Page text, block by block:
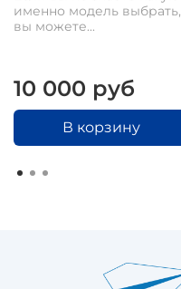
именно модель выбрать,
вы можете...
10 000 руб
В корзину